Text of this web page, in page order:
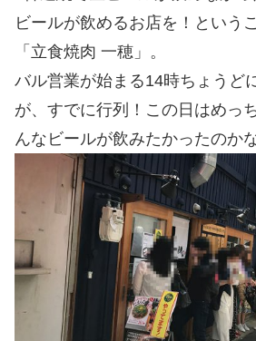
ビールが飲めるお店を！という
「立食焼肉 一穂」。
バル営業が始まる14時ちょうど
が、すでに行列！この日はめっ
んなビールが飲みたかったのか